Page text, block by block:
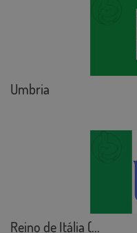
Umbria
Reino de Itália (...